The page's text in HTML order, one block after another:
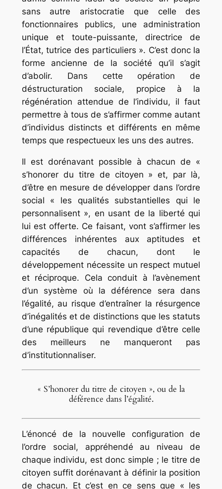
sans autre aristocratie que celle des
fonctionnaires publics, une administration
unique et toute-puissante, directrice de
l’État, tutrice des particuliers ». C’est donc la
forme ancienne de la société qu’il s’agit
d’abolir. Dans cette opération de
déstructuration sociale, propice à la
régénération attendue de l’individu, il faut
permettre à tous de s’affirmer comme autant
d’individus distincts et différents en même
temps que respectueux les uns des autres.
Il est dorénavant possible à chacun de «
s’honorer du titre de citoyen » et, par là,
d’être en mesure de développer dans l’ordre
social « les qualités substantielles qui le
personnalisent », en usant de la liberté qui
lui est offerte. Ce faisant, vont s’affirmer les
différences inhérentes aux aptitudes et
capacités de chacun, dont le
développement nécessite un respect mutuel
et réciproque. Cela conduit à l’avènement
d’un système où la déférence sera dans
l’égalité, au risque d’entraîner la résurgence
d’inégalités et de distinctions que les statuts
d’une république qui revendique d’être celle
des meilleurs ne manqueront pas
d’institutionnaliser.
« S’honorer du titre de citoyen », ou de la
déférence dans l’égalité.
L’énoncé de la nouvelle configuration de
l’ordre social, appréhendé au niveau de
chaque individu, est donc simple ; le titre de
citoyen suffit dorénavant à définir la position
de chacun. Et c’est en ce sens que « les